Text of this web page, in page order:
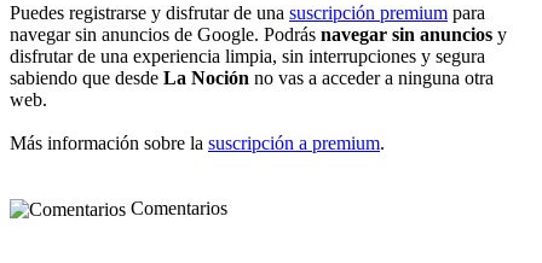
Puedes registrarse y disfrutar de una suscripción premium para
navegar sin anuncios de Google. Podrás navegar sin anuncios y
disfrutar de una experiencia limpia, sin interrupciones y segura
sabiendo que desde La Noción no vas a acceder a ninguna otra
web.
Más información sobre la suscripción a premium.
Comentarios